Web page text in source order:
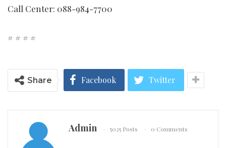
Call Center: 088-984-7700
# # # #
Share Facebook Twitter
Admin 5025 Posts 0 Comments